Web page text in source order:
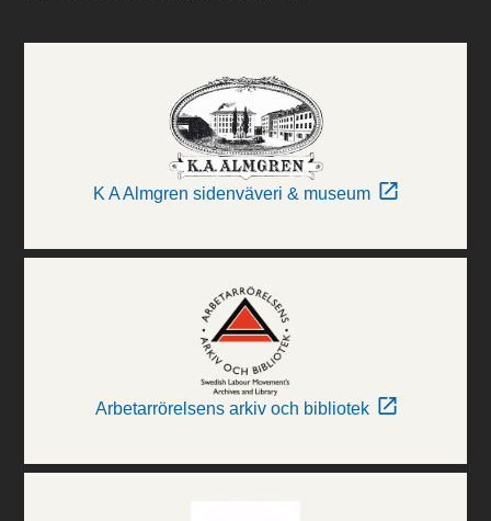
K A Almgren sidenväveri & museum
Arbetarrörelsens arkiv och bibliotek